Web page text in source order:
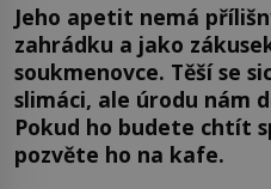
Jeho apetit nemá
zahrádku a jako
soukmenovce. Těší se
slimáci, ale úrodu nám
Pokud ho budete chtít
pozvěte ho na kafe.